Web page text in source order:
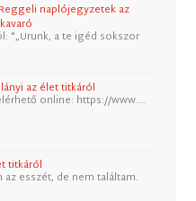
Reggeli naplójegyzetek az
"„Urunk, a te igéd sokszor
az élet titkáról
online: https://www.…
titkáról
esszét, de nem találtam.